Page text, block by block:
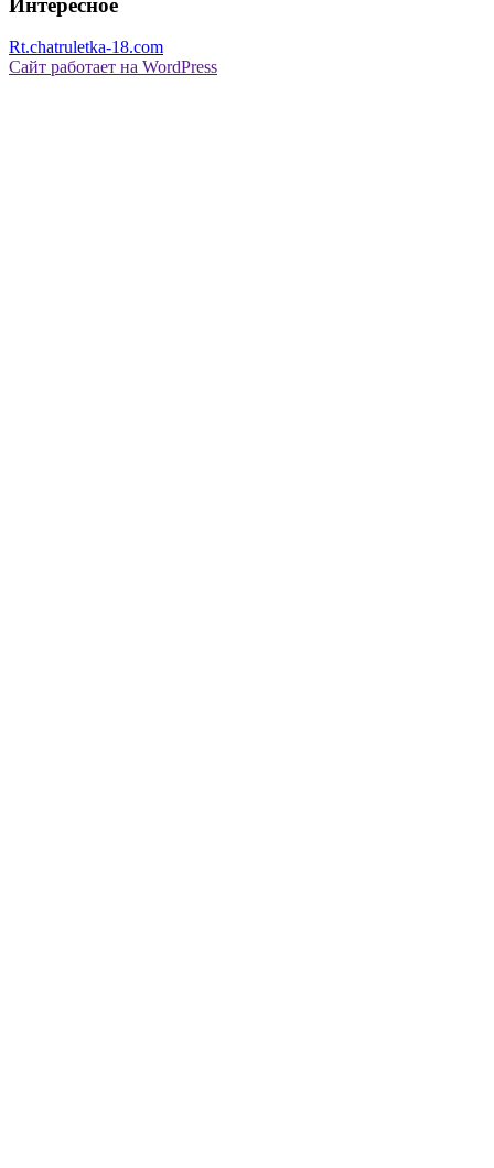
Rt.chatruletka-18.com
Сайт работает на WordPress